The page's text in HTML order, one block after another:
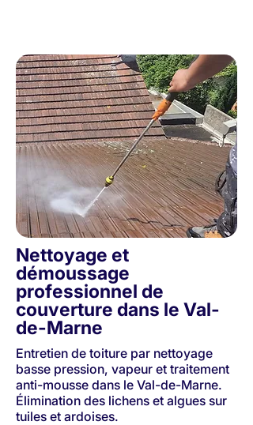
Nettoyage et
démoussage
professionnel de
couverture dans le Val-
de-Marne
Entretien de toiture par nettoyage
basse pression, vapeur et traitement
anti-mousse dans le Val-de-Marne.
Élimination des lichens et algues sur
tuiles et ardoises.